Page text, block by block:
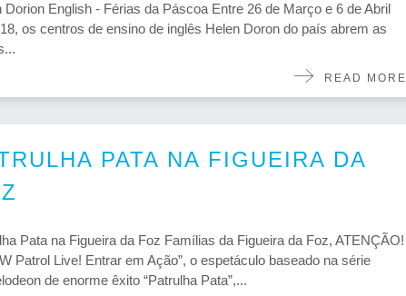
Dorion English - Férias da Páscoa Entre 26 de Março e 6 de Abril
os centros de ensino de inglês Helen Doron do país abrem as
READ MORE
PATA NA FIGUEIRA DA
Pata na Figueira da Foz Famílias da Figueira da Foz, ATENÇÃO!
Patrol Live! Entrar em Ação”, o espetáculo baseado na série
de enorme êxito “Patrulha Pata”,...